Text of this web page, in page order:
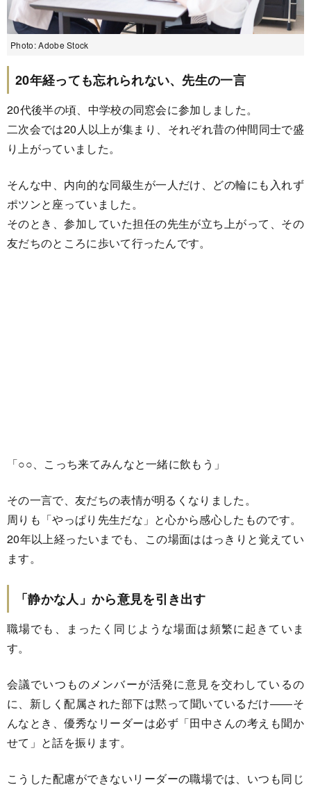
Photo: Adobe Stock
20年経っても忘れられない、先生の一言
20代後半の頃、中学校の同窓会に参加しました。
二次会では20人以上が集まり、それぞれ昔の仲間同士で盛
り上がっていました。
そんな中、内向的な同級生が一人だけ、どの輪にも入れず
ポツンと座っていました。
そのとき、参加していた担任の先生が立ち上がって、その
友だちのところに歩いて行ったんです。
「○○、こっち来てみんなと一緒に飲もう」
その一言で、友だちの表情が明るくなりました。
周りも「やっぱり先生だな」と心から感心したものです。
20年以上経ったいまでも、この場面ははっきりと覚えてい
ます。
「静かな人」から意見を引き出す
職場でも、まったく同じような場面は頻繁に起きていま
す。
会議でいつものメンバーが活発に意見を交わしているの
に、新しく配属された部下は黙って聞いているだけ――そ
んなとき、優秀なリーダーは必ず「田中さんの考えも聞か
せて」と話を振ります。
こうした配慮ができないリーダーの職場では、いつも同じ